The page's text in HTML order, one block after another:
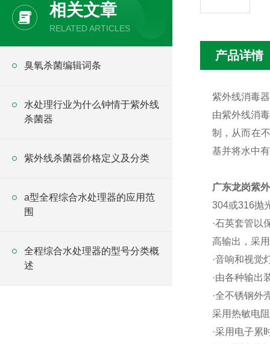
相关文章
RELATED ARTICLES
臭氧杀菌编辑词条
水处理行业为什么钟情于紫外线
杀菌器
紫外线杀菌器价格定义及分类
a型全程综合水处理器的应用范
围
全程综合水处理器的型号分类概
述
产品详情
紫外线消毒
由紫外线消
制，从而在
基并将水中
广东龙岗紫
304或316抛
·石英套管以
高输出，采
·音响和视觉
·由各种输出
·全不锈钢外
采用热敏电
·采用电子累